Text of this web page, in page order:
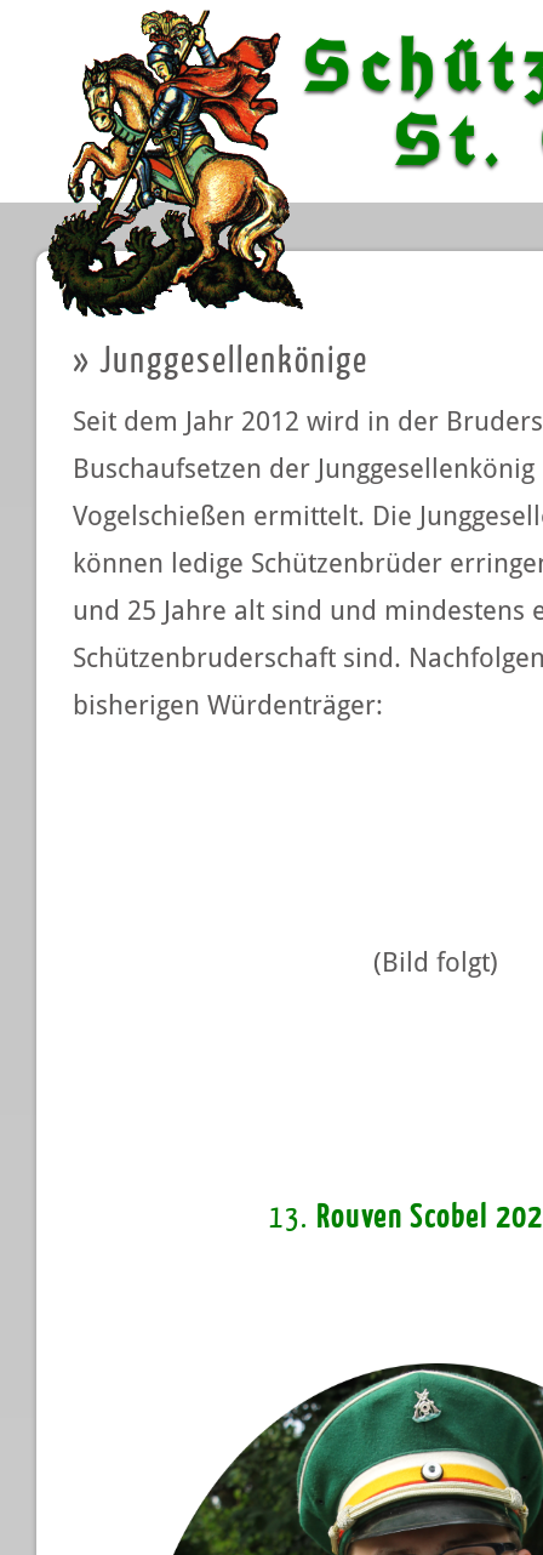
St.
» Junggesellenkönige
Seit dem Jahr 2012 wird in der
Buschaufsetzen der
Vogelschießen ermittelt. Die
können ledige Schützenbrüder
und 25 Jahre alt sind und mindestens
Schützenbruderschaft sind.
bisherigen Würdenträger:
(Bild folgt)
13. Rouven Scobel